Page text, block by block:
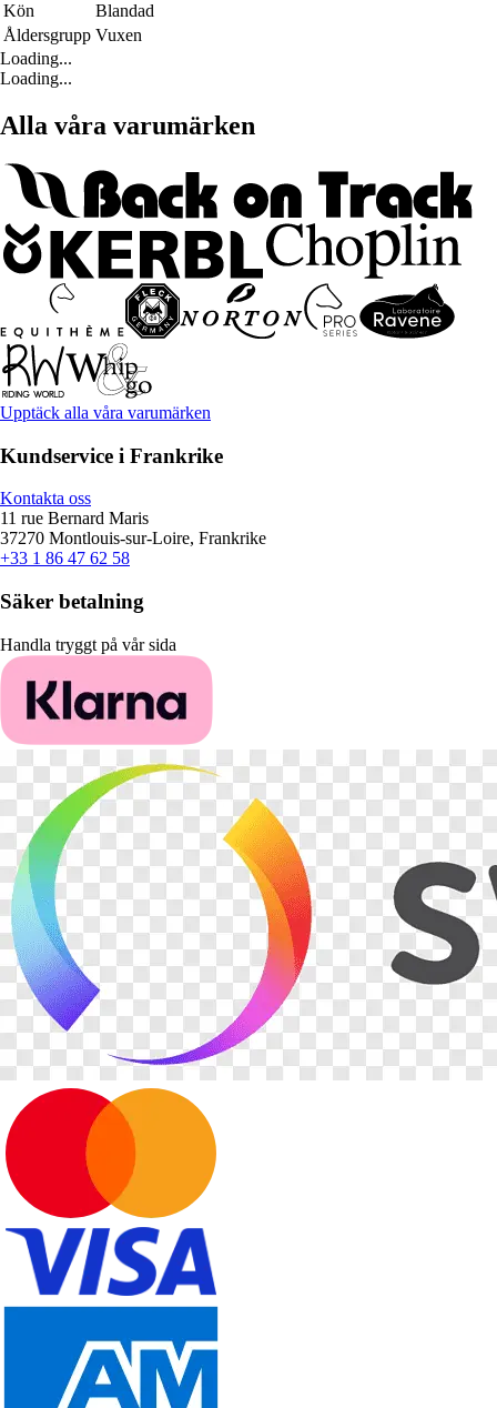
Kön
Blandad
Åldersgrupp Vuxen
Loading...
Loading...
Alla våra varumärken
Upptäck alla våra varumärken
Kundservice i Frankrike
Kontakta oss
11 rue Bernard Maris
37270 Montlouis-sur-Loire, Frankrike
+33 1 86 47 62 58
Säker betalning
Handla tryggt på vår sida